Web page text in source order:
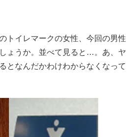
トイレマークの女性、今回の男性
ょうか。並べて見ると…。あ、ヤ
となんだかわけわからなくなって